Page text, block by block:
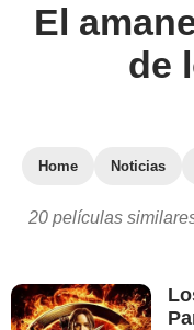
El
de
Home Noticias
20 películas